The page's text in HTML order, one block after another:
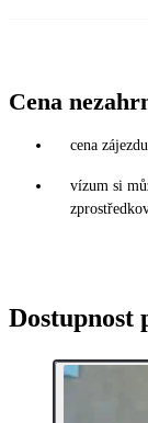
Cena
cena
vízum si
Dostupnost